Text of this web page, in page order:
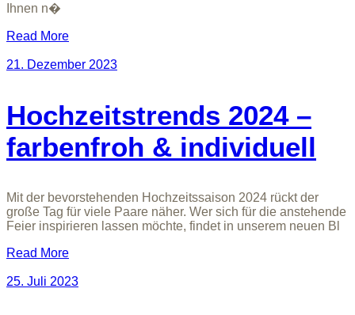
Ihnen n�
Read More
21. Dezember 2023
Hochzeitstrends 2024 –
farbenfroh & individuell
Mit der bevorstehenden Hochzeitssaison 2024 rückt der
große Tag für viele Paare näher. Wer sich für die anstehende
Feier inspirieren lassen möchte, findet in unserem neuen Bl
Read More
25. Juli 2023